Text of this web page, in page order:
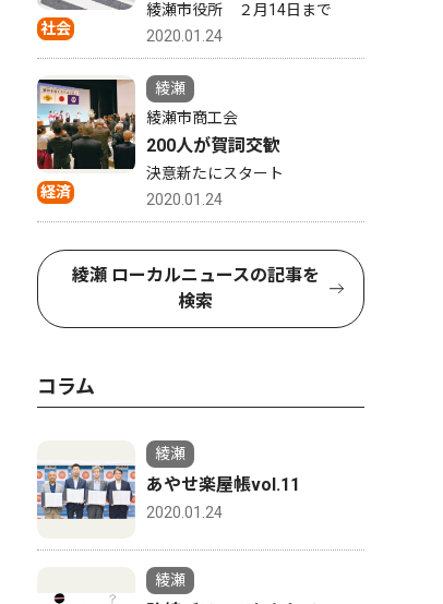
社会
綾瀬市役所 ２月14日まで
2020.01.24
経済
綾瀬
綾瀬市商工会
200人が賀詞交歓
決意新たにスタート
2020.01.24
綾瀬 ローカルニュースの記事を
検索
コラム
綾瀬
あやせ楽屋帳vol.11
2020.01.24
綾瀬